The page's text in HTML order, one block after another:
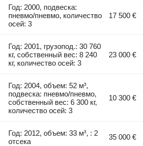
Год: 2000, подвеска:
пневмо/пневмо, количество
осей: 3
17 500 €
Год: 2001, грузопод.: 30 760
кг, собственный вес: 8 240
кг, количество осей: 3
23 000 €
Год: 2004, объем: 52 м³,
подвеска: пневмо/пневмо,
собственный вес: 6 300 кг,
количество осей: 3
10 300 €
Год: 2012, объем: 33 м³, : 2
отсека
35 000 €